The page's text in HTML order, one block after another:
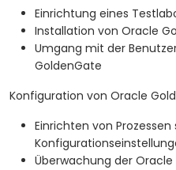
Einrichtung eines
Installation von Oracle
Umgang mit der
GoldenGate
Konfiguration von Oracle
Einrichten von Prozessen
Überwachung der